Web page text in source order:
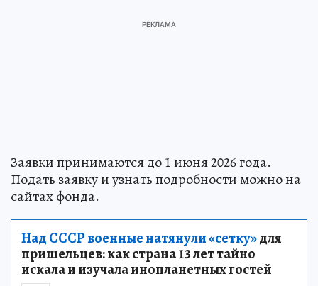
Заявки принимаются до 1 июня 2026 года.
Подать заявку и узнать подробности можно на
сайтах фонда.
Над СССР военные натянули «сетку»для
пришельцев: как страна 13 лет тайно
искала и изучала инопланетных гостей